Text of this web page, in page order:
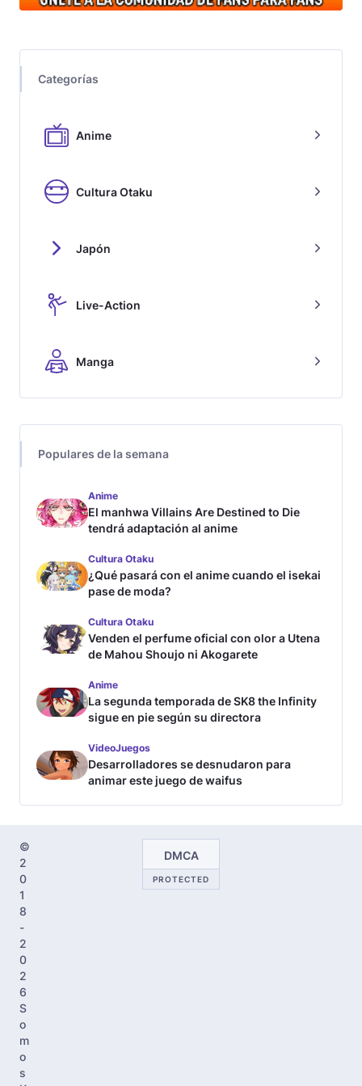
Categorías
Anime
Cultura Otaku
Japón
Live-Action
Manga
Populares de la semana
Anime
El manhwa Villains Are Destined to Die
tendrá adaptación al anime
Cultura Otaku
¿Qué pasará con el anime cuando el isekai
pase de moda?
Cultura Otaku
Venden el perfume oficial con olor a Utena
de Mahou Shoujo ni Akogarete
Anime
La segunda temporada de SK8 the Infinity
sigue en pie según su directora
VideoJuegos
Desarrolladores se desnudaron para
animar este juego de waifus
©
2
0
1
8
-
2
0
2
6
S
o
m
o
s
DMCA
PROTECTED